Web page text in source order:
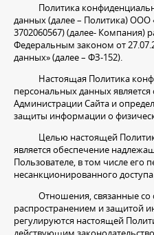
Политика
данных (далее – Политика) ООО
3702060567) (далее- Компания)
Федеральным законом от
данных» (далее – ФЗ-152).
Настоящая Политика
персональных данных
Администрации Сайта и
защиты информации о
Целью настоящей
является обеспечение
Пользователе, в том числе его
несанкционированного
Отношения, связанные со
распространением и защитой
регулируются настоящей